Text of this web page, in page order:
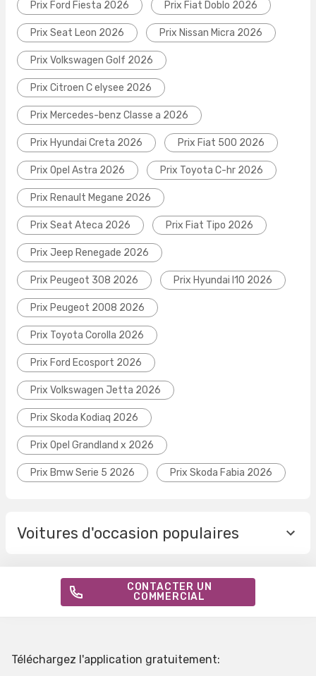
Prix Ford Fiesta 2026 Prix Fiat Doblo 2026
Prix Seat Leon 2026 Prix Nissan Micra 2026
Prix Volkswagen Golf 2026
Prix Citroen C elysee 2026
Prix Mercedes-benz Classe a 2026
Prix Hyundai Creta 2026 Prix Fiat 500 2026
Prix Opel Astra 2026 Prix Toyota C-hr 2026
Prix Renault Megane 2026
Prix Seat Ateca 2026 Prix Fiat Tipo 2026
Prix Jeep Renegade 2026
Prix Peugeot 308 2026 Prix Hyundai I10 2026
Prix Peugeot 2008 2026
Prix Toyota Corolla 2026
Prix Ford Ecosport 2026
Prix Volkswagen Jetta 2026
Prix Skoda Kodiaq 2026
Prix Opel Grandland x 2026
Prix Bmw Serie 5 2026 Prix Skoda Fabia 2026
Voitures d'occasion populaires
CONTACTER UN
COMMERCIAL
Téléchargez l'application gratuitement: